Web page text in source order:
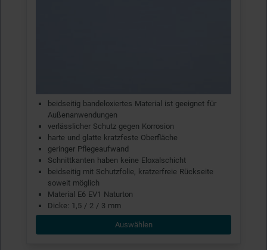
beidseitig bandeloxiertes Material ist geeignet für
Außenanwendungen
verlässlicher Schutz gegen Korrosion
harte und glatte kratzfeste Oberfläche
geringer Pflegeaufwand
Schnittkanten haben keine Eloxalschicht
beidseitig mit Schutzfolie, kratzerfreie Rückseite
soweit möglich
Material E6 EV1 Naturton
Dicke: 1,5 / 2 / 3 mm
Auswählen